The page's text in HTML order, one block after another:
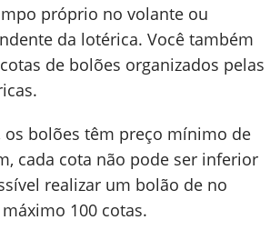
próprio no volante ou
da lotérica. Você também
de bolões organizados pelas
os bolões têm preço mínimo de
cada cota não pode ser inferior
realizar um bolão de no
100 cotas.